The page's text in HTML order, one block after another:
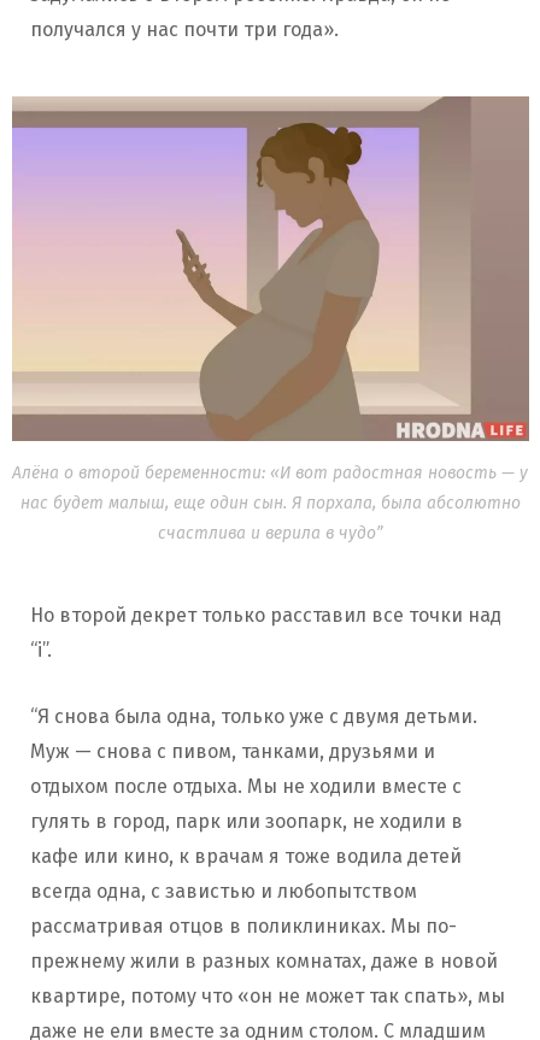
получался у нас почти три года».
Алёна о второй беременности: «И вот радостная новость — у
нас будет малыш, еще один сын. Я порхала, была абсолютно
счастлива и верила в чудо”
Но второй декрет только расставил все точки над
“і”.
“Я снова была одна, только уже с двумя детьми.
Муж — снова с пивом, танками, друзьями и
отдыхом после отдыха. Мы не ходили вместе с
гулять в город, парк или зоопарк, не ходили в
кафе или кино, к врачам я тоже водила детей
всегда одна, с завистью и любопытством
рассматривая отцов в поликлиниках. Мы по-
прежнему жили в разных комнатах, даже в новой
квартире, потому что «он не может так спать», мы
даже не ели вместе за одним столом. С младшим